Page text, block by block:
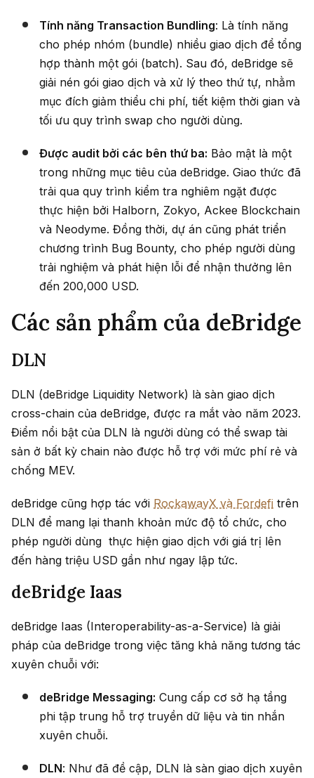
Tính năng Transaction Bundling: Là tính năng
cho phép nhóm (bundle) nhiều giao dịch để tổng
hợp thành một gói (batch). Sau đó, deBridge sẽ
giải nén gói giao dịch và xử lý theo thứ tự, nhằm
mục đích giảm thiểu chi phí, tiết kiệm thời gian và
tối ưu quy trình swap cho người dùng.
Được audit bởi các bên thứ ba: Bảo mật là một
trong những mục tiêu của deBridge. Giao thức đã
trải qua quy trình kiểm tra nghiêm ngặt được
thực hiện bởi Halborn, Zokyo, Ackee Blockchain
và Neodyme. Đồng thời, dự án cũng phát triển
chương trình Bug Bounty, cho phép người dùng
trải nghiệm và phát hiện lỗi để nhận thưởng lên
đến 200,000 USD.
Các sản phẩm của deBridge
DLN
DLN (deBridge Liquidity Network) là sàn giao dịch
cross-chain của deBridge, được ra mắt vào năm 2023.
Điểm nổi bật của DLN là người dùng có thể swap tài
sản ở bất kỳ chain nào được hỗ trợ với mức phí rẻ và
chống MEV.
deBridge cũng hợp tác với RockawayX và Fordefi trên
DLN để mang lại thanh khoản mức độ tổ chức, cho
phép người dùng thực hiện giao dịch với giá trị lên
đến hàng triệu USD gần như ngay lập tức.
deBridge Iaas
deBridge Iaas (Interoperability-as-a-Service) là giải
pháp của deBridge trong việc tăng khả năng tương tác
xuyên chuỗi với:
deBridge Messaging: Cung cấp cơ sở hạ tầng
phi tập trung hỗ trợ truyền dữ liệu và tin nhắn
xuyên chuỗi.
DLN: Như đã đề cập, DLN là sàn giao dịch xuyên